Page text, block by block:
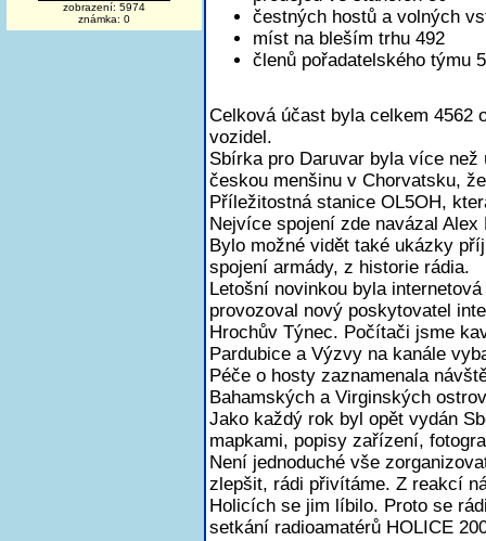
zobrazení: 5974
známka: 0
čestných hostů a volných
míst na bleším trhu 492
členů pořadatelského týmu
Celková účast byla celkem 4562
vozidel.
Sbírka pro Daruvar byla více
českou menšinu v Chorvatsku,
Příležitostná stanice OL5OH,
Nejvíce spojení zde navázal Alex
Bylo možné vidět také ukázky
spojení armády, z historie rádia.
Letošní novinkou byla
provozoval nový poskytovatel
Hrochův Týnec. Počítači jsme
Pardubice a Výzvy na kanále
Péče o hosty zaznamenala
Bahamských a Virginských
Jako každý rok byl opět vydán
mapkami, popisy zařízení,
Není jednoduché vše
zlepšit, rádi přivítáme. Z reakcí
Holicích se jim líbilo. Proto se
setkání radioamatérů HOLICE